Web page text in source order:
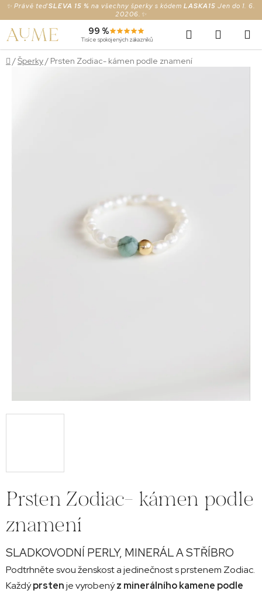
Prejsť
na
obsah
✨ Právě teďSLEVA 15 % na všechny šperky s kódem LASKA15 Jen do 1. 6.
20206.✨
99 %
Tisíce spokojených zákazníků
Hľadať
KOŠÍK
Domov
/Šperky/ Prsten Zodiac- kámen podle znamení
SLADKOVODNÍ PERLY, MINERÁL A STŘÍBRO
Podtrhněte svou ženskost a jedinečnost s prstenem Zodiac.
Každýprstenje vyrobenýz minerálního kamene podle
Prsten Zodiac- kámen podle
znamení